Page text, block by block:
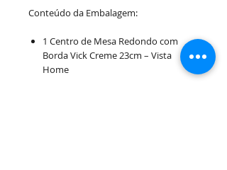
Conteúdo da Embalagem:
1 Centro de Mesa Redondo com
Borda Vick Creme 23cm – Vista
Home